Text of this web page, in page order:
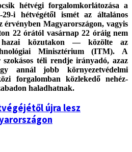
hétvégi forgalomkorlátozása a
29-i hétvégétől ismét az általános
érvényben Magyarországon, vagyis
22 órától vasárnap 22 óráig nem
hazai közutakon — közölte az
Minisztérium (ITM). A
téli rendje irányadó, azaz
annál jobb környezetvédelmi
forgalomban közlekedő nehéz-
haladhatnak.
újra lesz